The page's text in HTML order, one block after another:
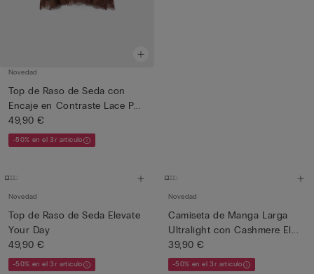
Novedad
Top de Raso de Seda con
Encaje en Contraste Lace P...
49,90 €
-50% en el 3r artículo
Novedad
Top de Raso de Seda Elevate
Your Day
49,90 €
-50% en el 3r artículo
Novedad
Camiseta de Manga Larga
Ultralight con Cashmere El...
39,90 €
-50% en el 3r artículo